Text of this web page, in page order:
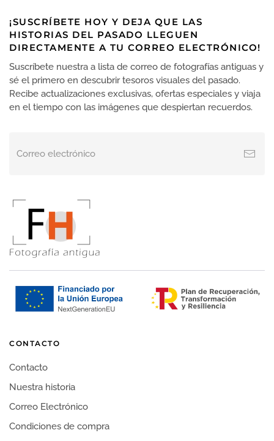
se
pueden
elegir
en
la
página
de
¡SUSCRÍBETE HOY Y DEJA QUE LAS
HISTORIAS DEL PASADO LLEGUEN
DIRECTAMENTE A TU CORREO ELECTRÓNICO!
Suscríbete nuestra a lista de correo de fotografías antiguas y
sé el primero en descubrir tesoros visuales del pasado.
Recibe actualizaciones exclusivas, ofertas especiales y viaja
en el tiempo con las imágenes que despiertan recuerdos.
CONTACTO
Contacto
Nuestra historia
Correo Electrónico
Condiciones de compra